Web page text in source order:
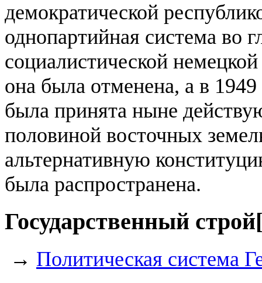
демократической
однопартийная система во
социалистической
она была отменена, а в
была принята ныне
половиной восточных
альтернативную
была распространена.
Государственный строй
→ Политическая система